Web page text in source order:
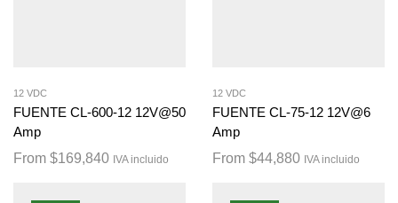
12 VDC
FUENTE CL-600-12 12V@50
Amp
From $169,840 IVA incluido
12 VDC
FUENTE CL-75-12 12V@6
Amp
From $44,880 IVA incluido